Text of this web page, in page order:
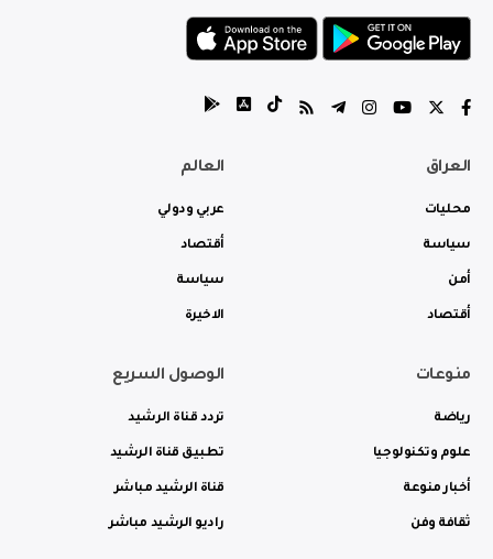
العراق
محليات
سياسة
أمن
أقتصاد
العالم
عربي ودولي
أقتصاد
سياسة
الاخيرة
منوعات
رياضة
علوم وتكنولوجيا
أخبار منوعة
ثقافة وفن
الوصول السريع
تردد قناة الرشيد
تطبيق قناة الرشيد
قناة الرشيد مباشر
راديو الرشيد مباشر